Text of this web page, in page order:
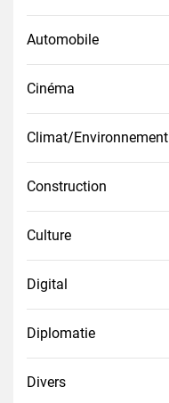
Automobile
Cinéma
Climat/Environnement
Construction
Culture
Digital
Diplomatie
Divers